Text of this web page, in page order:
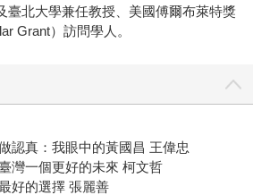
臺北大學兼任教授、美國傅爾布萊特獎
Grant）訪問學人。
認真：我眼中的黃國昌 王偉忠
灣一個更好的未來 柯文哲
好的選擇 張麗善